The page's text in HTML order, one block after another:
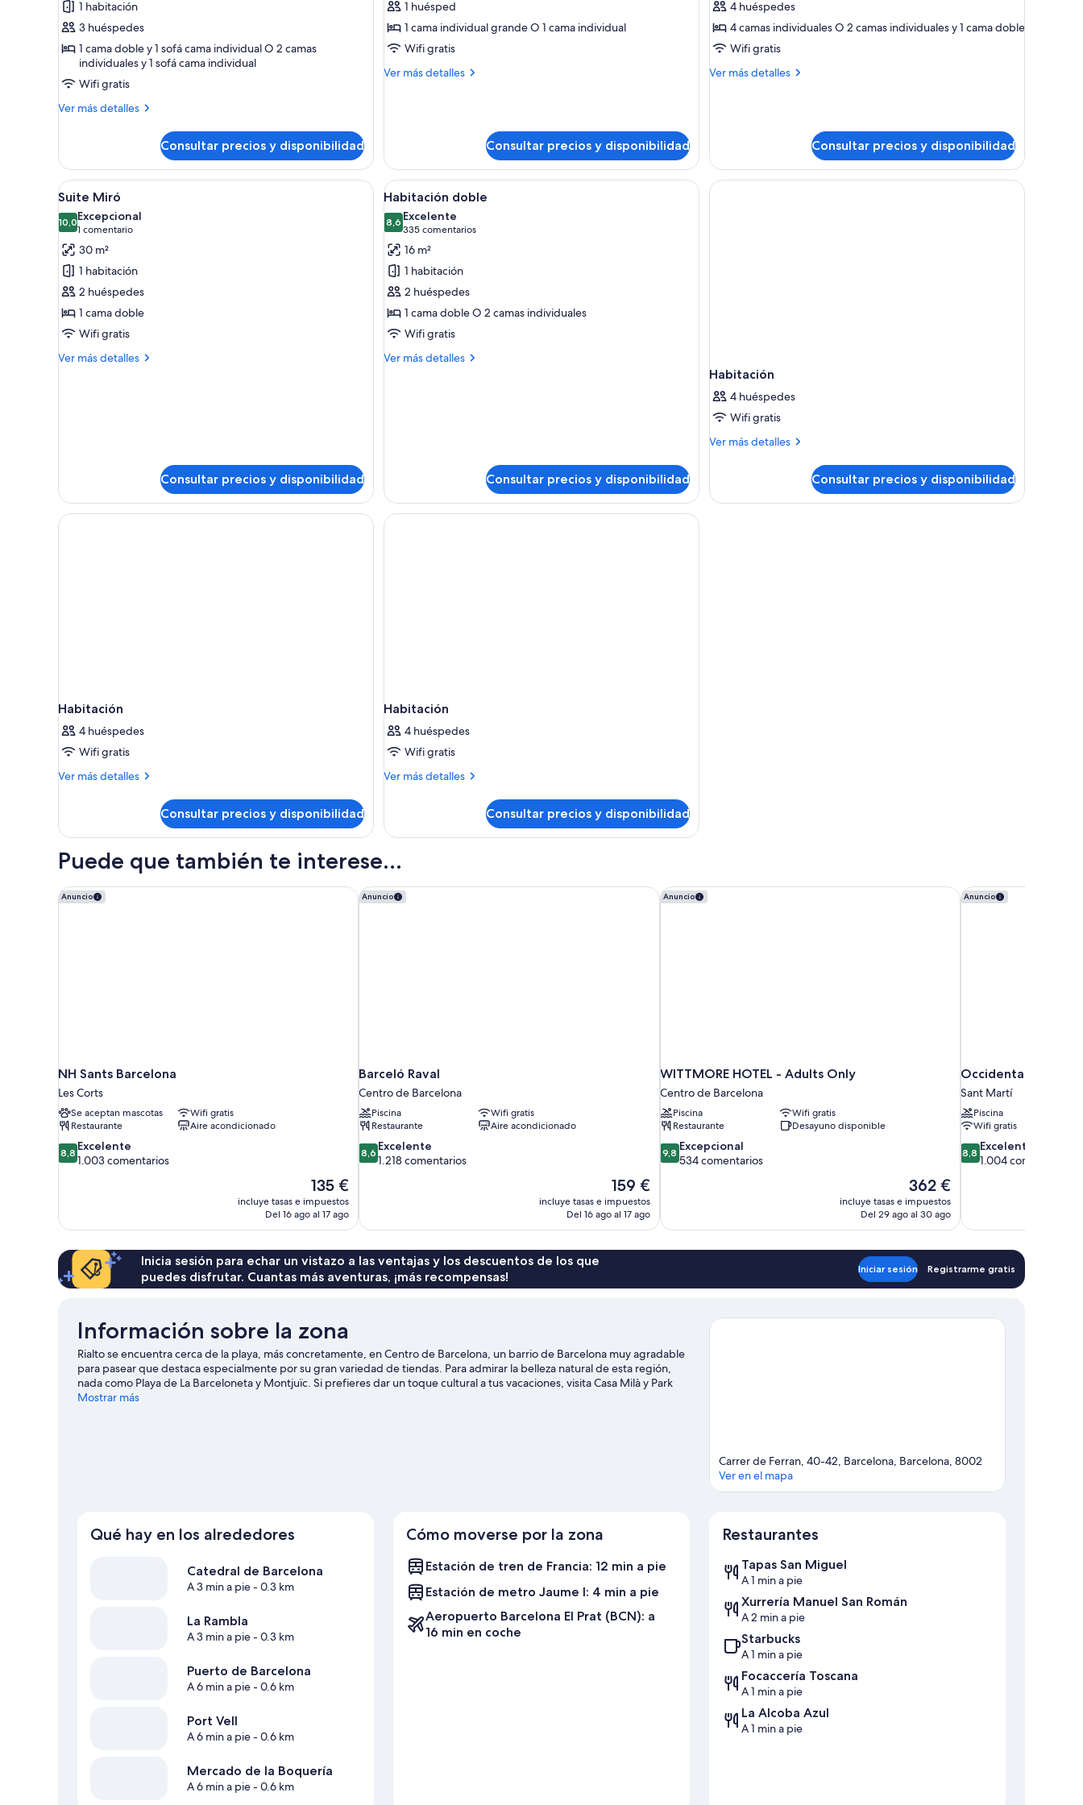
Habitación
triple
1 habitación
3 huéspedes
1 cama doble y 1 sofá cama individual O 2 camas
individuales y 1 sofá cama individual
Wifi gratis
Ver más detalles
Más
triple
Consultar precios y disponibilidad
Habitación
individual
1 huésped
1 cama individual grande O 1 cama individual
Wifi gratis
Ver más detalles
Más
Consultar precios y disponibilidad
Habitación
cuádruple
4 huéspedes
4 camas individuales O 2 camas individuales y 1 cama doble
Wifi gratis
Ver más detalles
Más
Consultar precios y disponibilidad
Abrir
todas
las
fotos
de
Suite
Miró
Una habitación de hotel con una cama grande, un cabecero de madera, una mesita de noche con lámpara y una puerta.
8
Suite Miró
10,010,0 de 10
Excepcional
1 comentario
(1 comentario)
30 m²
1 habitación
2 huéspedes
1 cama doble
Wifi gratis
Ver más detalles
Más
Consultar precios y disponibilidad
Abrir
todas
las
fotos
de
Habitación
doble
Un dormitorio con cabecera capitonada, dos camas con ropa de cama azul a juego, una mesita de noche, un
25
Habitación doble
8,68,6 de 10
Excelente
335 comentarios
(335 comentarios)
16 m²
1 habitación
2 huéspedes
1 cama doble O 2 camas individuales
Wifi gratis
Ver más detalles
Más
Consultar precios y disponibilidad
Habitación
4 huéspedes
Wifi gratis
Ver más detalles
Más
Consultar precios y disponibilidad
Habitación
4 huéspedes
Wifi gratis
Ver más detalles
Más
Consultar precios y disponibilidad
Habitación
4 huéspedes
Wifi gratis
Ver más detalles
Más
Consultar precios y disponibilidad
Puede que también te interese...
Anuncio
NH Sants Barcelona
Les Corts
Se aceptan mascotas
Wifi gratis
Restaurante
Aire acondicionado
8.8
sobre
8,8 Excelente
1.003 comentarios
El
precio
actual
135 €
135 €
incluye tasas e impuestos
Del 16 ago al 17 ago
NH Sants Barcelona Anuncio
Barceló Raval
Centro de Barcelona
Piscina
Wifi gratis
Restaurante
Aire acondicionado
8.6
sobre
8,6 Excelente
1.218 comentarios
El
precio
actual
159 €
159 €
incluye tasas e impuestos
Del 16 ago al 17 ago
Barceló Raval Anuncio
WITTMORE HOTEL - Adults Only
Centro de Barcelona
Piscina
Wifi gratis
Restaurante
Desayuno disponible
9.8
sobre
9,8 Excepcional
534 comentarios
El
precio
actual
362 €
362 €
incluye tasas e impuestos
Del 29 ago al 30 ago
WITTMORE HOTEL - Adults Only Anuncio
Occidental Atenea
Sant Martí
Piscina
Wifi gratis
8.8
sobre
8,8 Excelente
1.004 comentarios
Occidental Atenea
Inicia sesión para echar un vistazo a las ventajas y los descuentos de los que
puedes disfrutar. Cuantas más aventuras, ¡más recompensas!
Iniciar sesión Registrarme gratis
Información sobre la zona
Rialto se encuentra cerca de la playa, más concretamente, en Centro de Barcelona, un barrio de Barcelona muy agradable
para pasear que destaca especialmente por su gran variedad de tiendas. Para admirar la belleza natural de esta región,
nada como Playa de La Barceloneta y Montjuïc. Si prefieres dar un toque cultural a tus vacaciones, visita Casa Milà y Park
Güell. ¿Te apetece disfrutar de un evento especial? Puedes buscar el calendario de Camp Nou. Si quieres opciones para
Mostrar más
Carrer de Ferran, 40-42, Barcelona, Barcelona, 8002
Ver en el mapa
Qué hay en los alrededores
Catedral de Barcelona
A 3 min a pie- 0.3 km
La Rambla
A 3 min a pie- 0.3 km
Puerto de Barcelona
A 6 min a pie- 0.6 km
Port Vell
A 6 min a pie- 0.6 km
Mercado de la Boquería
A 6 min a pie- 0.6 km
Cómo moverse por la zona
Estación de tren de Francia: 12 min a pie
Estación de metro Jaume I: 4 min a pie
Aeropuerto Barcelona El Prat (BCN): a
16 min en coche
Restaurantes
Tapas San Miguel
A 1 min a pie
Xurrería Manuel San Román
A 2 min a pie
Starbucks
A 1 min a pie
Focaccería Toscana
A 1 min a pie
La Alcoba Azul
A 1 min a pie